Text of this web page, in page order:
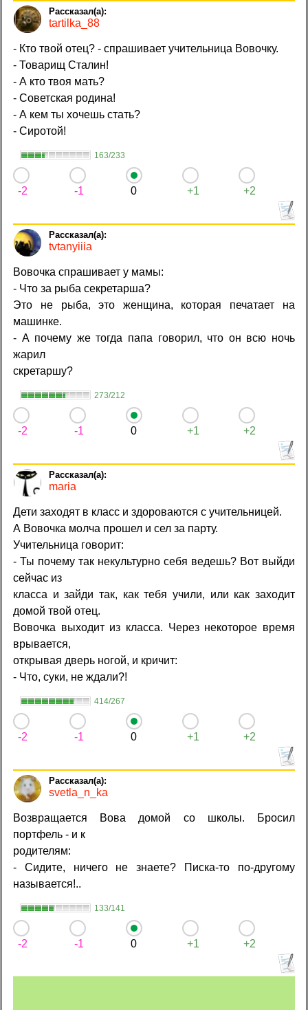
tartilka_88
- Кто твой отец? - спрашивает учительница Вовочку.
- Товарищ Сталин!
- А кто твоя мать?
- Советская родина!
- А кем ты хочешь стать?
- Сиротой!
163/233
-2 -1 0 +1 +2
tvtanyiiia
Вовочка спрашивает у мамы:
- Что за рыба секретарша?
Это не рыба, это женщина, которая печатает на
машинке.
- А почему же тогда папа говорил, что он всю ночь
жарил
скретаршу?
273/212
-2 -1 0 +1 +2
maria
Дети заходят в класс и здороваются с учительницей.
А Вовочка молча прошел и сел за парту.
Учительница говорит:
- Ты почему так некультурно себя ведешь? Вот выйди
сейчас из
класса и зайди так, как тебя учили, или как заходит
домой твой отец.
Вовочка выходит из класса. Через некоторое время
врывается,
открывая дверь ногой, и кричит:
- Что, суки, не ждали?!
414/267
-2 -1 0 +1 +2
svetla_n_ka
Возвращается Вова домой со школы. Бросил
портфель - и к
родителям:
- Сидите, ничего не знаете? Писка-то по-другому
называется!..
133/141
-2 -1 0 +1 +2